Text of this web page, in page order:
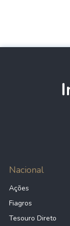
Nacional
Ações
Fiagros
Tesouro Direto